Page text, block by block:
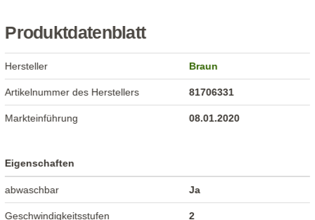
Produktdatenblatt
Hersteller Braun
Artikelnummer des Herstellers 81706331
Markteinführung 08.01.2020
Eigenschaften
abwaschbar Ja
Geschwindigkeitsstufen 2